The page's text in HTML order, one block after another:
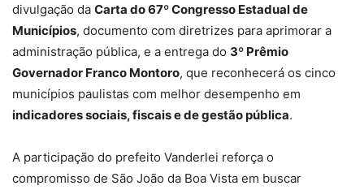
divulgação da Carta do 67º Congresso Estadual de
Municípios, documento com diretrizes para aprimorar a
administração pública, e a entrega do 3º Prêmio
Governador Franco Montoro, que reconhecerá os cinco
municípios paulistas com melhor desempenho em
indicadores sociais, fiscais e de gestão pública.
A participação do prefeito Vanderlei reforça o
compromisso de São João da Boa Vista em buscar